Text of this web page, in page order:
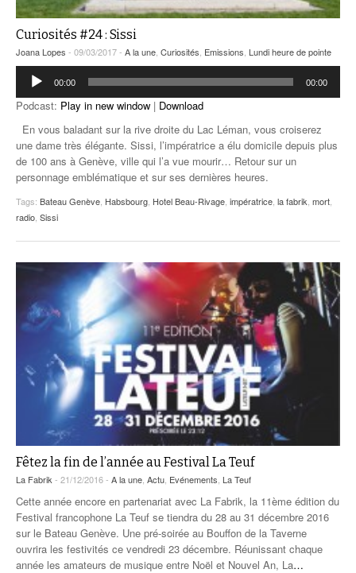
Curiosités #24 : Sissi
Joana Lopes - 09/03/2017 - A la une, Curiosités, Emissions, Lundi heure de pointe
Lecteur
audio
00:00 00:00
Podcast: Play in new window | Download
En vous baladant sur la rive droite du Lac Léman, vous croiserez
une dame très élégante. Sissi, l’impératrice a élu domicile depuis plus
de 100 ans à Genève, ville qui l’a vue mourir… Retour sur un
personnage emblématique et sur ses dernières heures.
Tags: Bateau Genève, Habsbourg, Hotel Beau-Rivage, impératrice, la fabrik, mort,
radio, Sissi
Fêtez la fin de l’année au Festival La Teuf
La Fabrik - 21/12/2016 - A la une Actu Evénements La Teuf
Cette année encore en partenariat avec La Fabrik, la 11ème édition du
Festival francophone La Teuf se tiendra du 28 au 31 décembre 2016
sur le Bateau Genève. Une pré-soirée au Bouffon de la Taverne
ouvrira les festivités ce vendredi 23 décembre. Réunissant chaque
année les amateurs de musique entre Noël et Nouvel An, La…